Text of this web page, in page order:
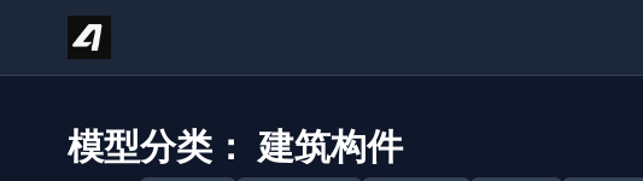
Skip to content
模型分类： 建筑构件